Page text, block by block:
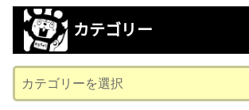
カ
ブ
カテゴリー
テ